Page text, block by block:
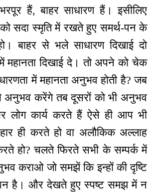
हैं, बाहर साधारण हैं। इसीलिए
सदा स्मृति में रखते हुए समर्थ-पन के
बाहर से भले साधारण दिखाई दो
महानता दिखाई दे। तो अपने को चेक
में महानता अनुभव होती है? जब
अनुभव करेंगे तब दूसरों को भी अनुभव
लोग कार्य करते हैं ऐसे ही आप भी
ही करते हो वा अलौकिक अल्लाह
हो? चलते फिरते सभी के सम्पर्क में
कराओ जो समझें कि इन्हों की दृष्टि
पन है। और देखते हुए स्पष्ट समझ में न